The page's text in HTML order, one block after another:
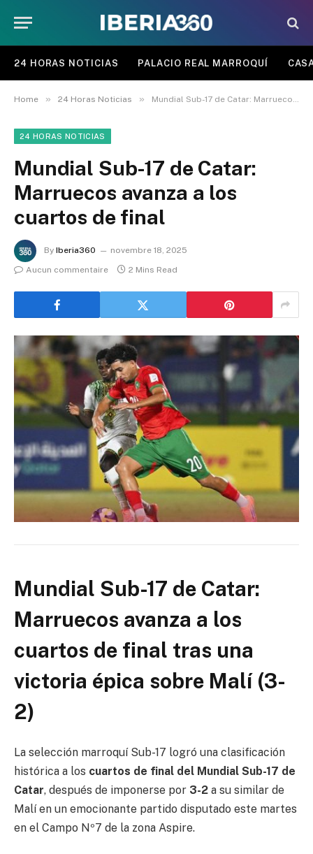
24 HORAS NOTICIAS PALACIO REAL MARROQUÍ
Home » 24 Horas Noticias » Mundial Sub-17 de Catar: Marruecos avanza a los cuartos de final
24 HORAS NOTICIAS
Mundial Sub-17 de Catar:
Marruecos avanza a los
cuartos de final
By Iberia360
novembre 18, 2025
Aucun commentaire
2 Mins Read
Mundial Sub-17 de Catar:
Marruecos avanza a los
cuartos de final tras una
victoria épica sobre Malí (3-
2)
La selección marroquí Sub-17 logró una clasificación
histórica a los cuartos de final del Mundial Sub-17 de
Catar, después de imponerse por 3-2 a su similar de
Malí en un emocionante partido disputado este martes
en el Campo Nº7 de la zona Aspire.